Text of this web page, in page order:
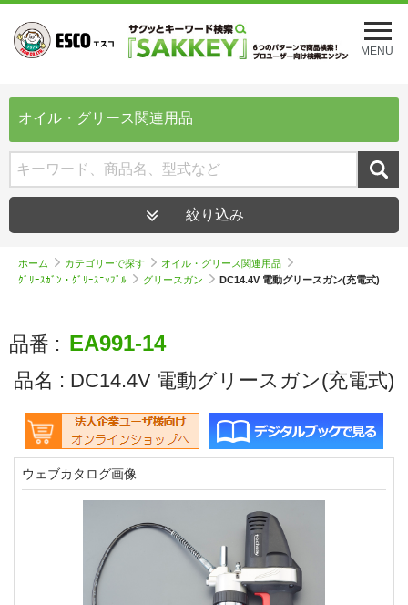
メ
ニ
ュ
を
MENU
オイル・グリース関連用品
絞り込み
ホーム カテゴリーで探す
オイル・グリース関連用品
ｸﾞﾘｰｽｶﾞﾝ・ｸﾞﾘｰｽﾆｯﾌﾟﾙ
グリースガン DC14.4V 電動グリースガン(充電式)
品番 : EA991-14
品名 : DC14.4V 電動グリースガン(充電式)
ウェブカタログ画像